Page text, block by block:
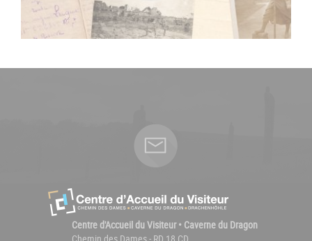
Centre d'Accueil du Visiteur • Caverne du Dragon